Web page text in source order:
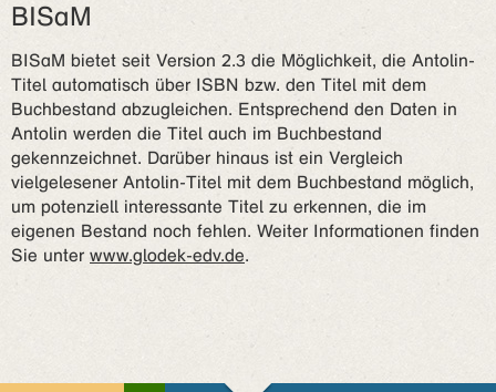
BISaM
BISaM bietet seit Version 2.3 die Möglichkeit, die Antolin-
Titel automatisch über ISBN bzw. den Titel mit dem
Buchbestand abzugleichen. Entsprechend den Daten in
Antolin werden die Titel auch im Buchbestand
gekennzeichnet. Darüber hinaus ist ein Vergleich
vielgelesener Antolin-Titel mit dem Buchbestand möglich,
um potenziell interessante Titel zu erkennen, die im
eigenen Bestand noch fehlen. Weiter Informationen finden
Sie unter www.glodek-edv.de.